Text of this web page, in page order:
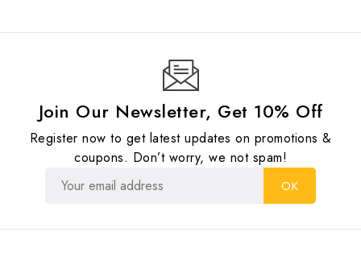
Join Our Newsletter, Get 10% Off
Register now to get latest updates on promotions &
coupons. Don’t worry, we not spam!